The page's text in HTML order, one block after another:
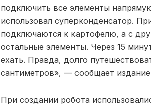
подключить все элементы
использовал суперконденсатор.
подключаются к картофелю, а с
остальные элементы. Через 15
ехать. Правда, долго
сантиметров», — сообщает
При создании робота